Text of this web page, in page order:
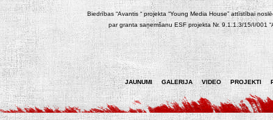
Biedrības “Avantis “ projekta “Young Media House” attīstībai
par granta saņemšanu ESF projekta Nr. 9.1.1.3/15/I/001
JAUNUMI GALERIJA VIDEO PROJEKTI